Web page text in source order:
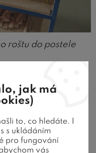
roštu do postele
roštu hotová,
rošty se balí
hotového
je kolem 12kg,
jak má
to, co hledáte. I
s ukládáním
pro fungování
vás